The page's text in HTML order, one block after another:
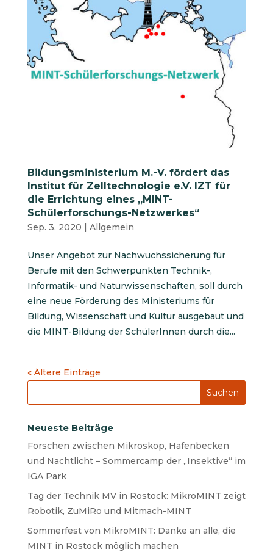
Bildungsministerium M.-V. fördert das
Institut für Zelltechnologie e.V. IZT für
die Errichtung eines „MINT-
Schülerforschungs-Netzwerkes“
Sep. 3, 2020 | Allgemein
Unser Angebot zur Nachwuchssicherung für
Berufe mit den Schwerpunkten Technik-,
Informatik- und Naturwissenschaften, soll durch
eine neue Förderung des Ministeriums für
Bildung, Wissenschaft und Kultur ausgebaut und
die MINT-Bildung der SchülerInnen durch die...
« Ältere Einträge
Neueste Beiträge
Forschen zwischen Mikroskop, Hafenbecken
und Nachtlicht – Sommercamp der „Insektive“ im
IGA Park
Tag der Technik MV in Rostock: MikroMINT zeigt
Robotik, ZuMiRo und Mitmach-MINT
Sommerfest von MikroMINT: Danke an alle, die
MINT in Rostock möglich machen